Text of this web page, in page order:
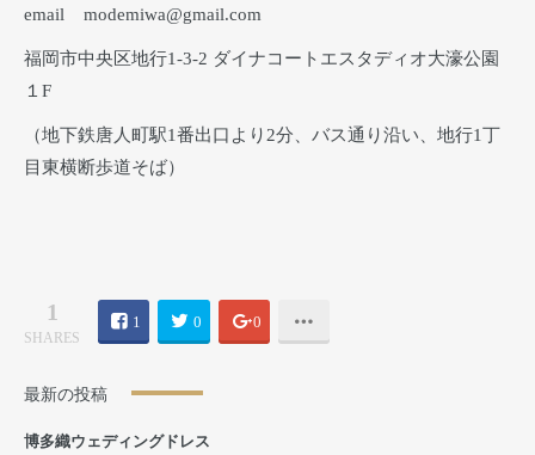
email modemiwa@gmail.com
福岡市中央区地行1-3-2 ダイナコートエスタディオ大濠公園
１F
（地下鉄唐人町駅1番出口より2分、バス通り沿い、地行1丁
目東横断歩道そば）
1
SHARES
1 0 0
最新の投稿
博多織ウェディングドレス